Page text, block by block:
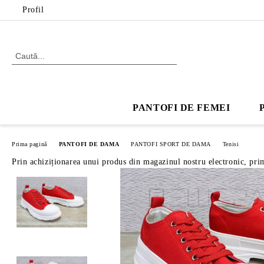
Profil
PANTOFI DE FEMEI
Prima pagină PANTOFI DE DAMA PANTOFI SPORT DE DAMA Tenisi
Prin achiziționarea unui produs din magazinul nostru electronic,